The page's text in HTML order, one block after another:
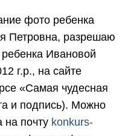
фото ребенка
Петровна, разрешаю
Ивановой
г.р., на сайте
«Самая чудесная
и подпись). Можно
на почту konkurs-